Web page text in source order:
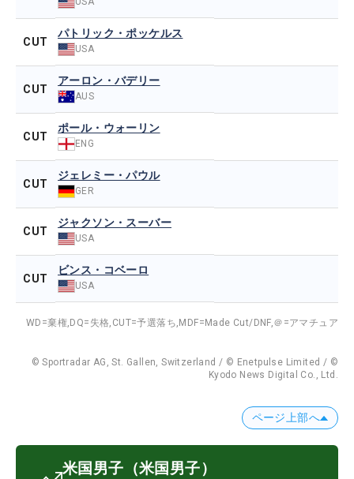
CUT
パトリック・ポッケルス
USA
CUT
アーロン・バデリー
AUS
CUT
ポール・ウォーリン
ENG
CUT
ジェレミー・パウル
GER
CUT
ジャクソン・スーバー
USA
CUT
ビンス・コベーロ
USA
WD=棄権, DQ=失格, CUT=予選落ち, MDF=Made Cut/DNF,＠=アマチュア
© Sportradar AG, St. Gallen, Switzerland / © Enetpulse Limited / ©
Kyodo News Digital Co., Ltd.
ページ上部へ
米国男子 （米国男子）